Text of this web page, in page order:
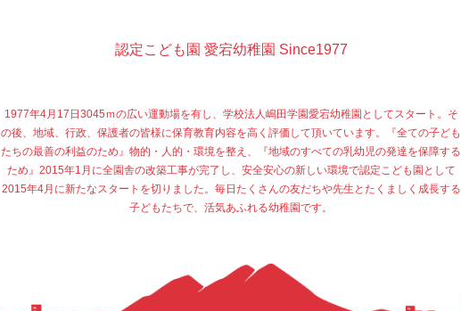
認定こども園 愛宕幼稚園 Since1977
1977年4月17日3045ｍの広い運動場を有し、学校法人嶋田学園愛宕幼稚園としてスタート。そ
の後、地域、行政、保護者の皆様に保育教育内容を高く評価して頂いています。『全ての子ども
たちの最善の利益のため』物的・人的・環境を整え、『地域のすべての乳幼児の発達を保障する
ため』2015年1月に全園舎の改築工事が完了し、安全安心の新しい環境で認定こども園として
2015年4月に新たなスタートを切りました。毎日たくさんの友だちや先生とたくましく成長する
子どもたちで、活気あふれる幼稚園です。